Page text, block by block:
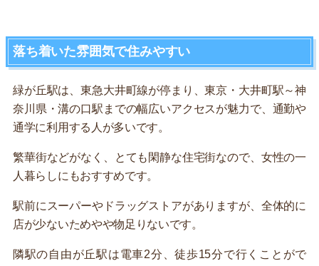
落ち着いた雰囲気で住みやすい
緑が丘駅は、東急大井町線が停まり、東京・大井町駅～神
奈川県・溝の口駅までの幅広いアクセスが魅力で、通勤や
通学に利用する人が多いです。
繁華街などがなく、とても閑静な住宅街なので、女性の一
人暮らしにもおすすめです。
駅前にスーパーやドラッグストアがありますが、全体的に
店が少ないためやや物足りないです。
隣駅の自由が丘駅は電車2分、徒歩15分で行くことがで